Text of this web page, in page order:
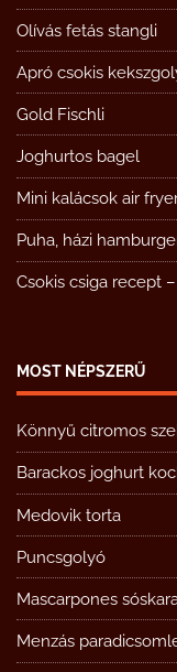
Olívás fetás stangli
Apró csokis
Gold Fischli
Joghurtos bagel
Mini kalácsok air
Puha, házi
Csokis csiga recept
MOST NÉPSZERŰ
Könnyű citromos
Barackos joghurt
Medovik torta
Puncsgolyó
Mascarpones
Menzás